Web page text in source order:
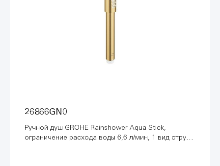
26866GN0
Ручной душ GROHE Rainshower Aqua Stick,
ограничение расхода воды 6,6 л/мин, 1 вид струи,